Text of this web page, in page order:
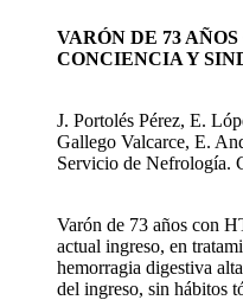
VARÓN DE 73
CONCIENCIA Y
J. Portolés Pérez, E.
Gallego Valcarce, E.
Servicio de Nefrología.
Varón de 73 años con
actual ingreso, en
hemorragia digestiva
del ingreso, sin hábitos